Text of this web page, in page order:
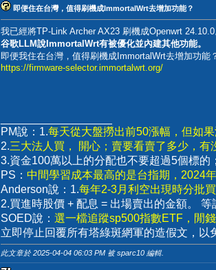
即便住在台灣，值得刷機成ImmortalWrt去增加功能？
我已經將TP-Link Archer AX23 刷機成Openwrt 24.10.0
谷歌LLM說ImmortalWrt有被優化並內建其他功能。
即便我住在台灣，值得刷機成ImmortalWrt去增加功能
https://firmware-selector.immortalwrt.org/
PM說：1.每天從大盤撈出前50漲幅，但如
2.三大法人買， 開心；賣要看賣了多少，有
3.資金100萬以上的分配也不要超過5個標的
PS： 中間學習成本最高的是台指期，2024
Anderson說：1.每年2-3月利空出現時分批
2.買進時股價 + 配息 = 出場賣出的金額。
SOED說： 選一檔追蹤sp500指數ETF，閒
立即停止回覆所有塔綠斑網軍的造假文，以
此文章於 2025-04-04 06:03 PM 被 sparc10 編輯.